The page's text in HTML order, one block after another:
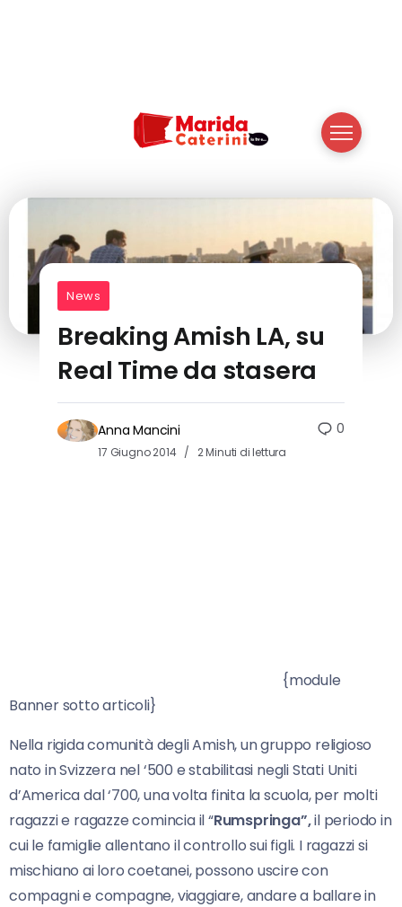
News
Breaking Amish LA, su
Real Time da stasera
Anna Mancini
17 Giugno 2014 2 Minuti di lettura
0
{module
Banner sotto articoli}
Nella rigida comunità degli Amish, un gruppo religioso
nato in Svizzera nel ‘500 e stabilitasi negli Stati Uniti
d’America dal ‘700, una volta finita la scuola, per molti
ragazzi e ragazze comincia il “Rumspringa”,il periodo in
cui le famiglie allentano il controllo sui figli. I ragazzi si
mischiano ai loro coetanei, possono uscire con
compagni e compagne, viaggiare, andare a ballare in